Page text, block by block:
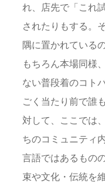
れ、店先で「これ
されたりもする。
隅に置かれている
もちろん本場同様
ない普段着のコト
ごく当たり前で誰
対して、ここでは
ちのコミュニティ
言語ではあるもの
束や文化・伝統を